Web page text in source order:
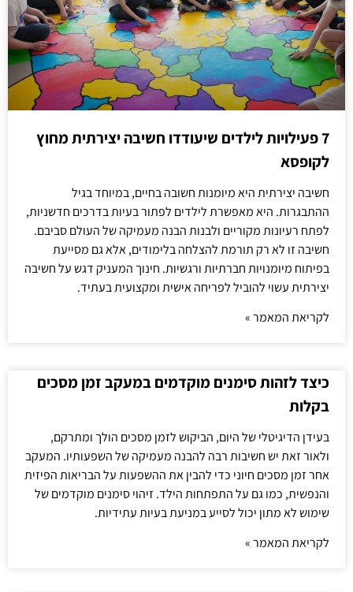
7 פעילויות לילדים שיעודדו חשיבה יצירתית מחוץ
לקופסא
חשיבה יצירתית היא מיומנות חשובה בחיים, במיוחד בגיל
ההתבגרות. היא מאפשרת לילדים לפתור בעיות בדרכים חדשניות,
לפתח רעיונות מקוריים ולבנות הבנה מעמיקה של העולם סביבם.
חשיבה זו לא רק תורמת להצלחה בלימודים, אלא גם מסייעת
בפיתוח מיומנויות חברתיות ורגשיות. חינוך המעניק דגש על חשיבה
יצירתית עשוי להוביל לפריחה אישית ומקצועית בעתיד.
לקריאת המאמר »
כיצד לזהות סימנים מוקדמים במעקב זמן מסכים
בקלות
בעידן הדיגיטלי של היום, הביקוש לזמן מסכים הולך ומתרקם,
ולאור זאת יש חשיבות רבה להבנה מעמיקה של השפעותיו. המעקב
אחר זמן מסכים חיוני כדי להבין את ההשפעות על הבריאות הפיזית
והנפשית, כמו גם על התפתחות הילד. זיהוי סימנים מוקדמים של
שימוש לא מתון יכול לסייע במניעת בעיות עתידיות.
לקריאת המאמר »